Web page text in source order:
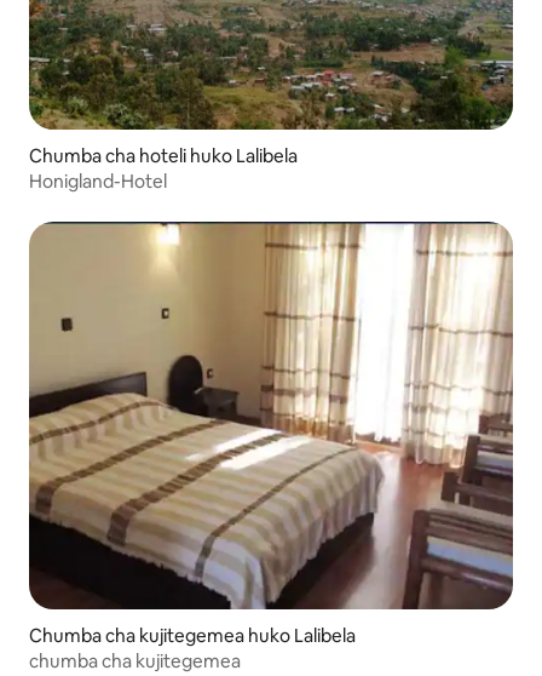
Chumba cha hoteli huko Lalibela
Honigland-Hotel
Chumba cha kujitegemea huko Lalibela
chumba cha kujitegemea